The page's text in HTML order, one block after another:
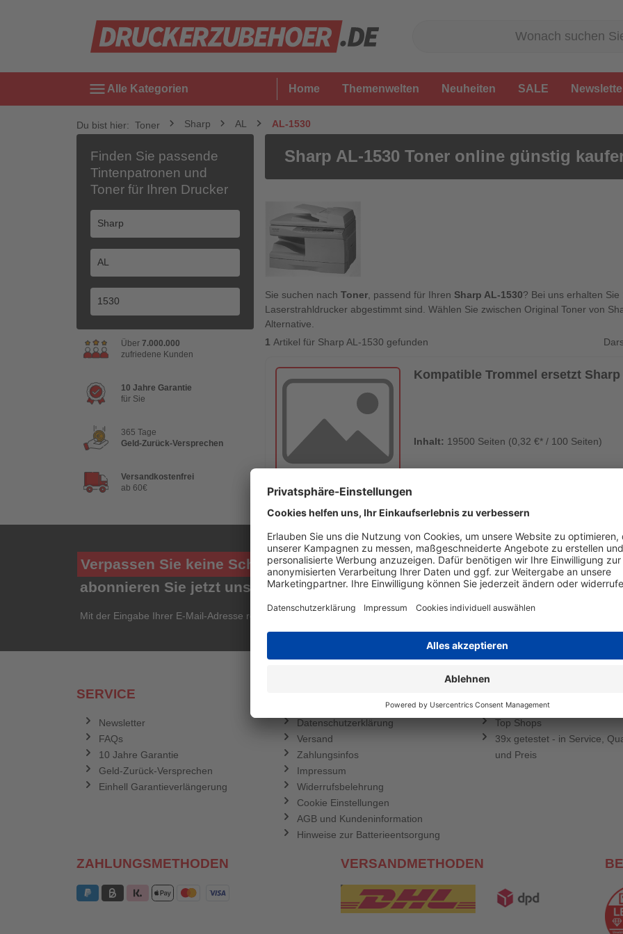
menu Alle Kategorien Home Themenwelten Neuheiten SALE
Du bist hier: Toner Sharp AL AL-1530
Finden Sie passende
Tintenpatronen und
Toner für Ihren Drucker
Über 7.000.000
zufriedene Kunden
10 Jahre Garantie
für Sie
365 Tage
Geld-Zurück-Versprechen
Versandkostenfrei
ab 60€
Sharp AL-1530 Toner online günstig
Sie suchen nach Toner , passend für Ihren Sharp AL-1530? Bei uns erhalten
Laserstrahldrucker abgestimmt sind. Wählen Sie zwischen Original Toner von
Alternative.
1 Artikel für Sharp AL-1530 gefunden
Kompatible Trommel ersetzt Sharp
Inhalt: 19500 Seiten (0,32 €* / 100 Seiten)
Verpassen Sie keine Schnäppchen mehr &
abonnieren Sie jetzt unseren kostenlosen Newsletter!
Newsletter E-Mail Adresse
Mit der Eingabe Ihrer E-Mail-Adresse registrieren Sie sich für den Druckerzubehör.de-Newsletter. Weitere Informationen
SERVICE
Newsletter
FAQs
10 Jahre Garantie
Geld-Zurück-Versprechen
Einhell Garantieverlängerung
Datenschutzerklärung
Versand
Zahlungsinfos
Impressum
Widerrufsbelehrung
Cookie Einstellungen
AGB und Kundeninformation
Hinweise zur Batterieentsorgung
Top Shops
39x getestet - in Service,
und Preis
ZAHLUNGSMETHODEN VERSANDMETHODEN